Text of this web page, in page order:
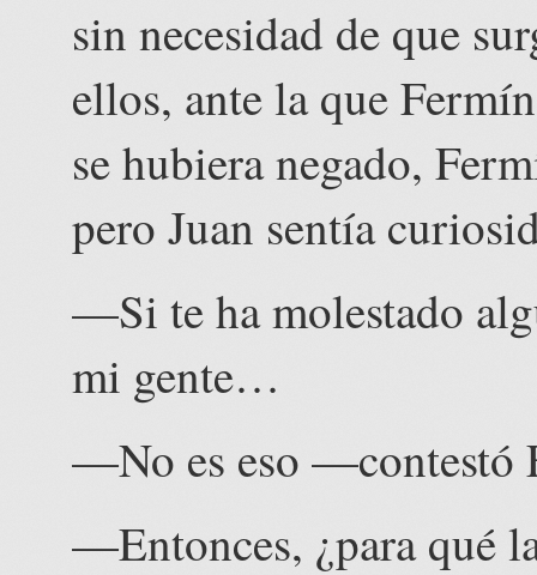
sin necesidad de que
ellos, ante la que
se hubiera negado,
pero Juan sentía
—Si te ha molestado
mi gente…
—No es eso —contestó
—Entonces, ¿para qué